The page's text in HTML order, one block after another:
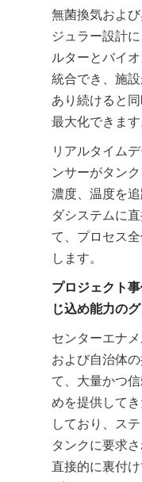
無菌換気およ
ジュラー設計
ルターとバイ
統合でき、施
あり続けると
最大化できます
リアルタイム
ンサーがタン
濃度、温度を
ダシステムに
て、プロセス
します。
プロジェクト
じ込め能力の
センターエナ
および自治体
て、大量かつ
めを提供して
しており、ス
タンクに要求
直接的に裏付